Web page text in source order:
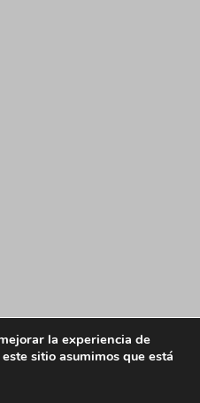
la experiencia de
sitio asumimos que está